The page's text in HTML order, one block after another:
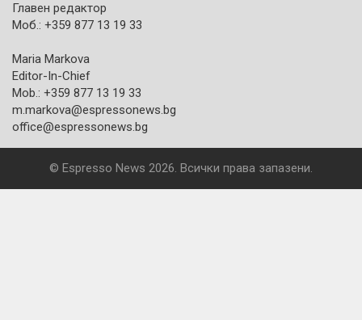
Главен редактор
Моб.: +359 877 13 19 33
Maria Markova
Editor-In-Chief
Mob.: +359 877 13 19 33
m.markova@espressonews.bg
office@espressonews.bg
© Espresso News 2026. Всички права запазени.